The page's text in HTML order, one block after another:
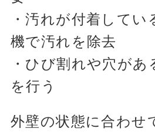
・汚れが付着してい
機で汚れを除去
・ひび割れや穴があ
を行う
外壁の状態に合わせ